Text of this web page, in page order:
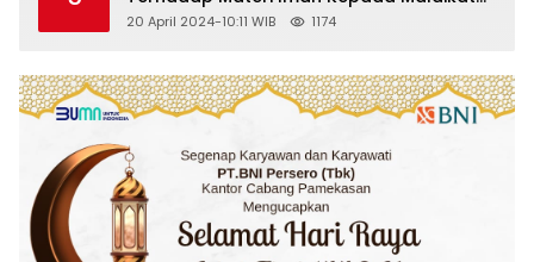
Allah Melalui Metode Pembelajaran
20 April 2024-10:11 WIB 1174